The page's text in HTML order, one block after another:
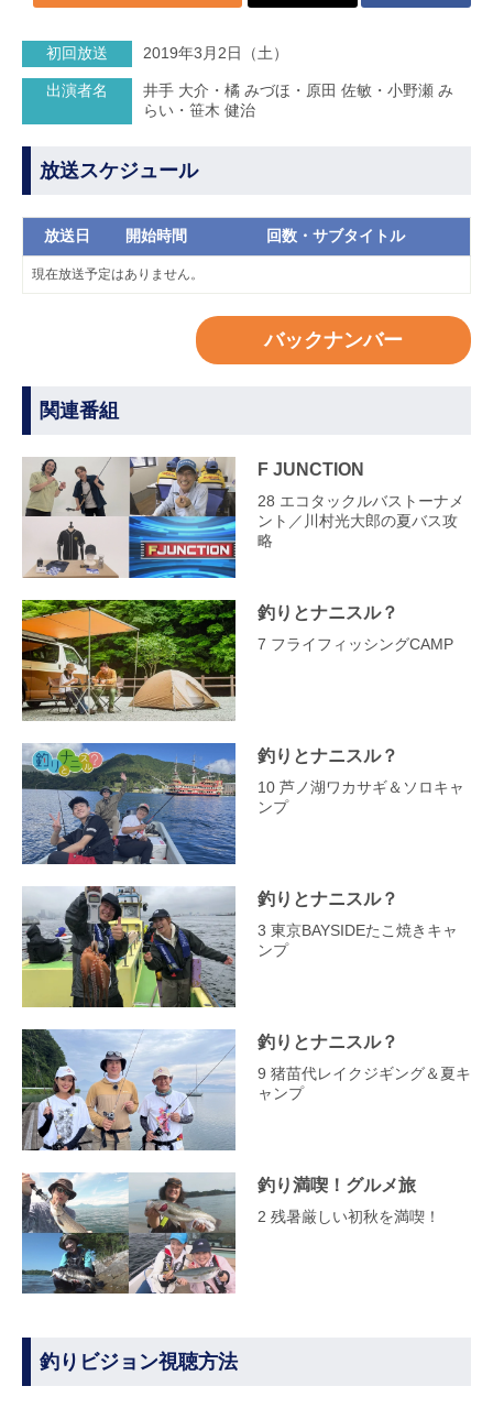
初回放送 2019年3月2日（土）
出演者名
井手 大介・橘 みづほ・原田 佐敏・小野瀬 み
らい・笹木 健治
放送スケジュール
放送日 開始時間 回数・サブタイトル
現在放送予定はありません。
バックナンバー
関連番組
F JUNCTION
28 エコタックルバストーナメ
ント／川村光大郎の夏バス攻
略
釣りとナニスル？
7 フライフィッシングCAMP
釣りとナニスル？
10 芦ノ湖ワカサギ＆ソロキャ
ンプ
釣りとナニスル？
3 東京BAYSIDEたこ焼きキャ
ンプ
釣りとナニスル？
9 猪苗代レイクジギング＆夏キ
ャンプ
釣り満喫！グルメ旅
2 残暑厳しい初秋を満喫！
釣りビジョン視聴方法